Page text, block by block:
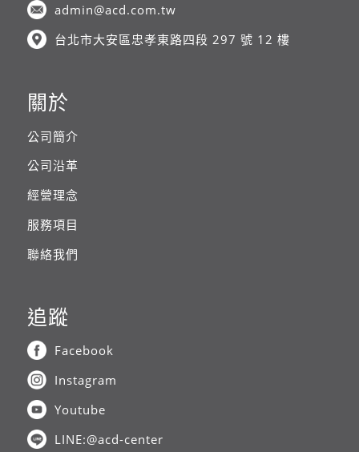
admin@acd.com.tw
台北市大安區忠孝東路四段 297 號 12 樓
關於
公司簡介
公司沿革
經營理念
服務項目
聯絡我們
追蹤
Facebook
Instagram
Youtube
LINE:@acd-center